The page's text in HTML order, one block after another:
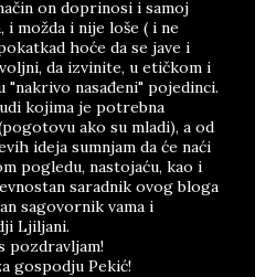
on doprinosi i samoj
i možda i nije loše ( i ne
hoće da se jave i
da izvinite, u etičkom i
"nakrivo nasađeni" pojedinci.
kojima je potrebna
ako su mladi), a od
ideja sumnjam da će naći
pogledu, nastojaću, kao i
saradnik ovog bloga
sagovornik vama i
Ljiljani.
pozdravljam!
gospodju Pekić!